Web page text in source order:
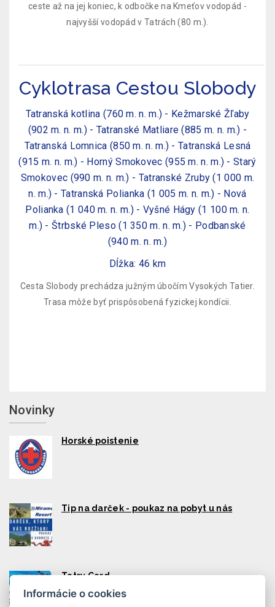
ceste až na jej koniec, k odbočke na Kmeťov vodopád -
najvyšší vodopád v Tatrách (80 m.).
Cyklotrasa Cestou Slobody
Tatranská kotlina (760 m. n. m.) - Kežmarské Žľaby
(902 m. n. m.) - Tatranské Matliare (885 m. n. m.) -
Tatranská Lomnica (850 m. n. m.) - Tatranská Lesná
(915 m. n. m.) - Horný Smokovec (955 m. n. m.) - Starý
Smokovec (990 m. n. m.) - Tatranské Zruby (1 000 m.
n. m.) - Tatranská Polianka (1 005 m. n. m.) - Nová
Polianka (1 040 m. n. m.) - Vyšné Hágy (1 100 m. n.
m.) - Štrbské Pleso (1 350 m. n. m.) - Podbanské
(940 m. n. m.)
Dĺžka: 46 km
Cesta Slobody prechádza južným úbočím Vysokých Tatier.
Trasa môže byť prispôsobená fyzickej kondícii.
Novinky
Horské poistenie
Tip na darček - poukaz na pobyt u nás
Tatry Card
Informácie o cookies